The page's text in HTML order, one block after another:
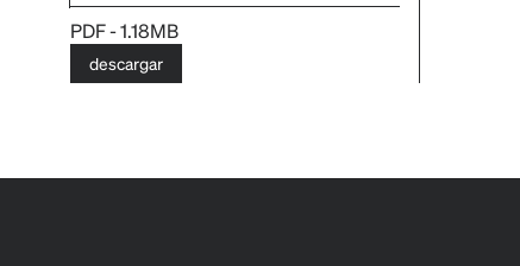
PDF - 1.18MB
descargar